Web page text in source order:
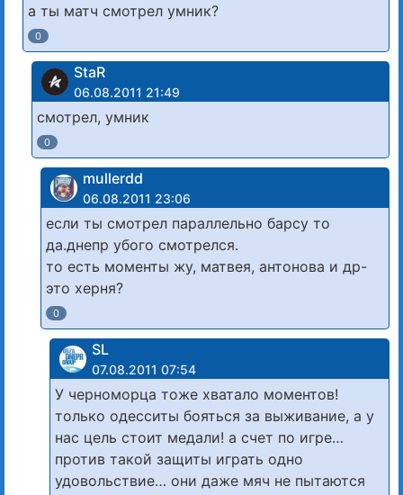
а ты матч смотрел умник?
0
StaR
06.08.2011 21:49
смотрел, умник
0
mullerdd
06.08.2011 23:06
если ты смотрел параллельно барсу то
да.днепр убого смотрелся.
то есть моменты жу, матвея, антонова и др-
это херня?
0
SL
07.08.2011 07:54
У черноморца тоже хватало моментов!
только одесситы бояться за выживание, а у
нас цель стоит медали! а счет по игре…
против такой защиты играть одно
удовольствие… они даже мяч не пытаются